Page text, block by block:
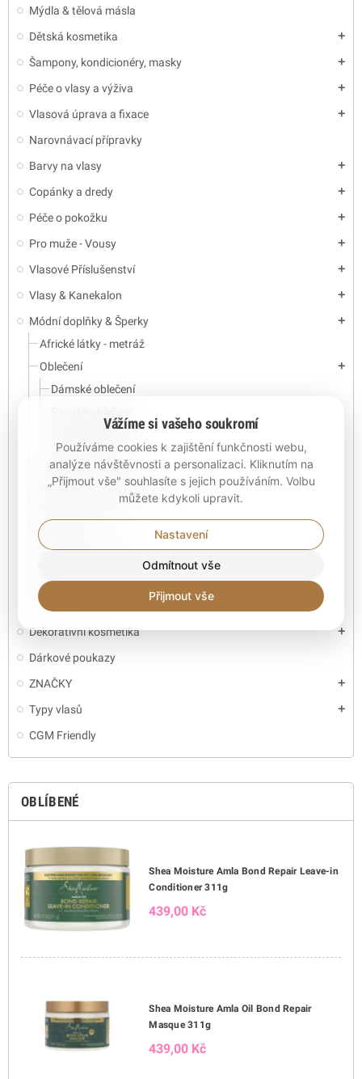
Mýdla & tělová másla
Dětská kosmetika
add
Šampony, kondicionéry, masky add
Péče o vlasy a výživa add
Vlasová úprava a fixace add
Narovnávací přípravky
Barvy na vlasy
add
Copánky a dredy add
Péče o pokožku add
Pro muže - Vousy add
Vlasové Příslušenství add
Vlasy & Kanekalon add
Módní doplňky & Šperky add
Africké látky - metráž
Oblečení
add
Dámské oblečení
Čelenky & Turbany
Kabelky, batohy, peněženky
Náušnice
Prsteny a Náramky
Dekorativní kosmetika add
Dárkové poukazy
ZNAČKY
add
Typy vlasů add
CGM Friendly
OBLÍBENÉ
Shea Moisture Amla Bond Repair Leave-in
Conditioner 311g
439,00 Kč
Shea Moisture Amla Oil Bond Repair
Masque 311g
439,00 Kč
Vážíme si vašeho soukromí
Používáme cookies k zajištění funkčnosti webu,
analýze návštěvnosti a personalizaci. Kliknutím na
„Přijmout vše" souhlasíte s jejich používáním. Volbu
můžete kdykoli upravit.
Nastavení
Odmítnout vše
Přijmout vše